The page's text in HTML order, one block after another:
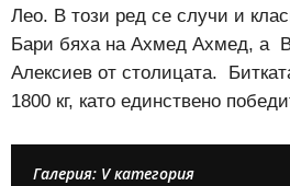
Лео. В този ред се случи и
Бари бяха на Ахмед Ахмед, а
Алексиев от столицата.
1800 кг, като единствено
Галерия: V категория